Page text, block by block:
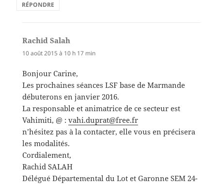
RÉPONDRE
Rachid Salah
10 août 2015 à 10 h 17 min
Bonjour Carine,
Les prochaines séances LSF base de Marmande
débuterons en janvier 2016.
La responsable et animatrice de ce secteur est
Vahimiti, @ :vahi.duprat@free.fr
n’hésitez pas à la contacter, elle vous en précisera
les modalités.
Cordialement,
Rachid SALAH
Délégué Départemental du Lot et Garonne SEM 24-